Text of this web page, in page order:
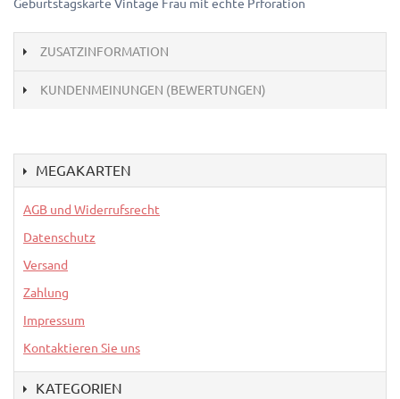
Geburtstagskarte Vintage Frau mit echte Prforation
ZUSATZINFORMATION
KUNDENMEINUNGEN (BEWERTUNGEN)
MEGAKARTEN
AGB und Widerrufsrecht
Datenschutz
Versand
Zahlung
Impressum
Kontaktieren Sie uns
KATEGORIEN